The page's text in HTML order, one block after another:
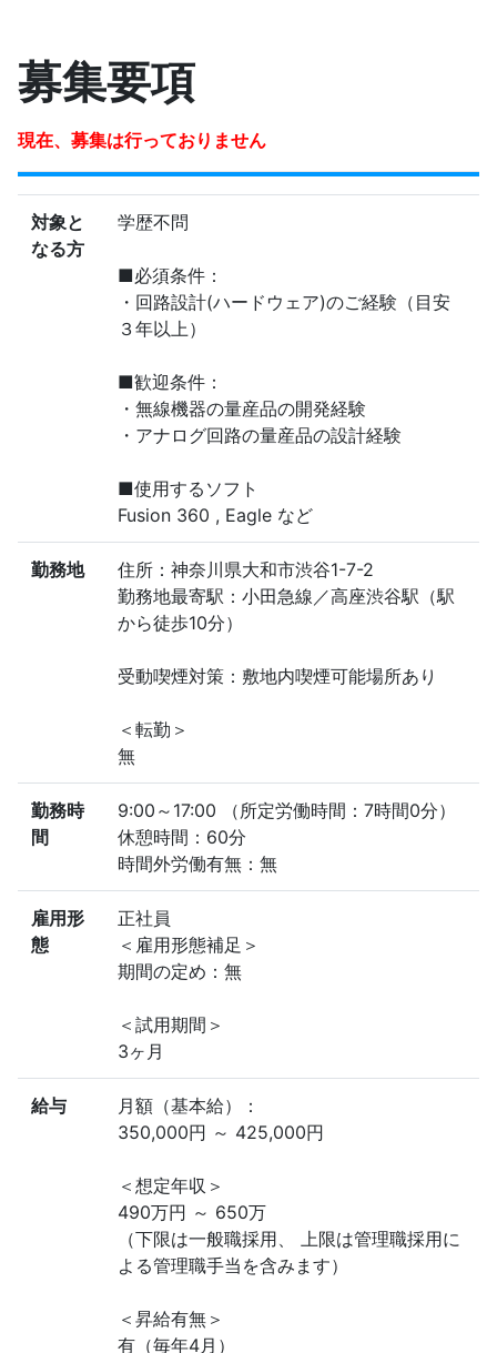
募集要項
現在、募集は行っておりません
対象と
なる方
学歴不問
■必須条件：
・回路設計(ハードウェア)のご経験（目安
３年以上）
■歓迎条件：
・無線機器の量産品の開発経験
・アナログ回路の量産品の設計経験
■使用するソフト
Fusion 360 , Eagle など
勤務地
住所：神奈川県大和市渋谷1-7-2
勤務地最寄駅：小田急線／高座渋谷駅（駅
から徒歩10分）
受動喫煙対策：敷地内喫煙可能場所あり
＜転勤＞
無
勤務時
間
9:00～17:00 （所定労働時間：7時間0分）
休憩時間：60分
時間外労働有無：無
雇用形
態
正社員
＜雇用形態補足＞
期間の定め：無
＜試用期間＞
3ヶ月
給与
月額（基本給）：
350,000円 ～ 425,000円
＜想定年収＞
490万円 ～ 650万
（下限は一般職採用、 上限は管理職採用に
よる管理職手当を含みます）
＜昇給有無＞
有（毎年4月）